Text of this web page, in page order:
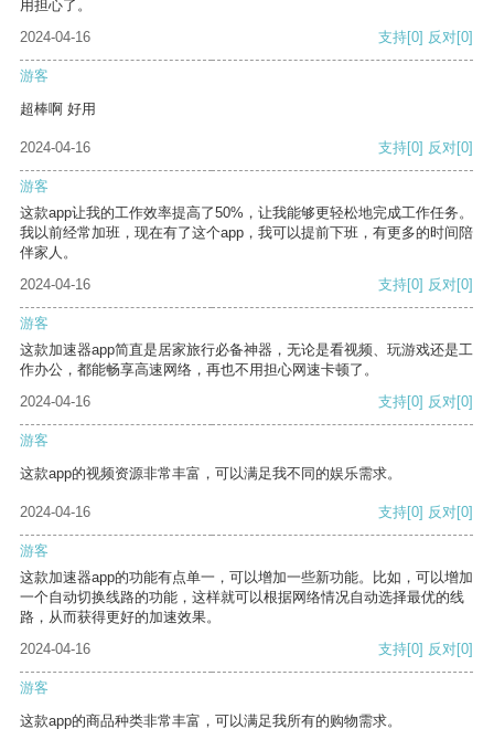
用担心了。
2024-04-16
支持[0] 反对[0]
游客
超棒啊 好用
2024-04-16 支持[0] 反对[0]
游客
这款app让我的工作效率提高了50%，让我能够更轻松地完成工作任务。
我以前经常加班，现在有了这个app，我可以提前下班，有更多的时间陪
伴家人。
2024-04-16
支持[0] 反对[0]
游客
这款加速器app简直是居家旅行必备神器，无论是看视频、玩游戏还是工
作办公，都能畅享高速网络，再也不用担心网速卡顿了。
2024-04-16
支持[0] 反对[0]
游客
这款app的视频资源非常丰富，可以满足我不同的娱乐需求。
2024-04-16 支持[0] 反对[0]
游客
这款加速器app的功能有点单一，可以增加一些新功能。比如，可以增加
一个自动切换线路的功能，这样就可以根据网络情况自动选择最优的线
路，从而获得更好的加速效果。
2024-04-16
支持[0] 反对[0]
游客
这款app的商品种类非常丰富，可以满足我所有的购物需求。